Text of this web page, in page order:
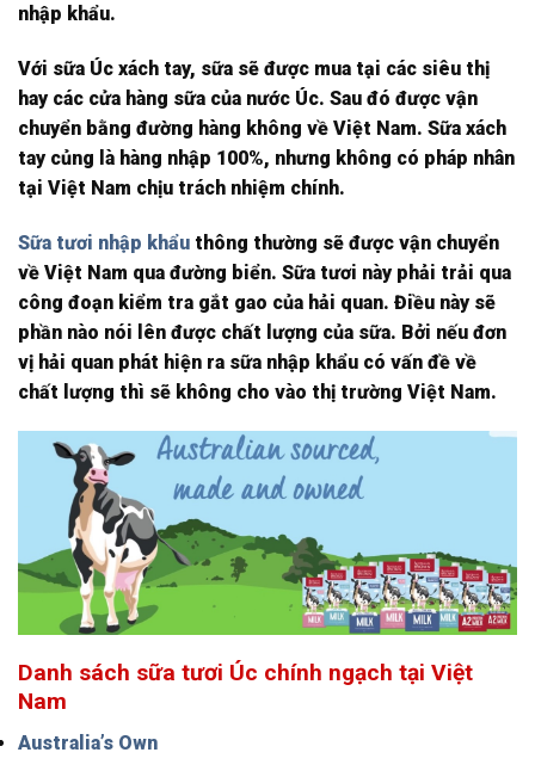
nhập khẩu.
Với sữa Úc xách tay, sữa sẽ được mua tại các siêu thị
hay các cửa hàng sữa của nước Úc. Sau đó được vận
chuyển bằng đường hàng không về Việt Nam. Sữa xách
tay củng là hàng nhập 100%, nhưng không có pháp nhân
tại Việt Nam chịu trách nhiệm chính.
Sữa tươi nhập khẩu thông thường sẽ được vận chuyển
về Việt Nam qua đường biển. Sữa tươi này phải trải qua
công đoạn kiểm tra gắt gao của hải quan. Điều này sẽ
phần nào nói lên được chất lượng của sữa. Bởi nếu đơn
vị hải quan phát hiện ra sữa nhập khẩu có vấn đề về
chất lượng thì sẽ không cho vào thị trường Việt Nam.
Danh sách sữa tươi Úc chính ngạch tại Việt
Nam
Australia’s Own